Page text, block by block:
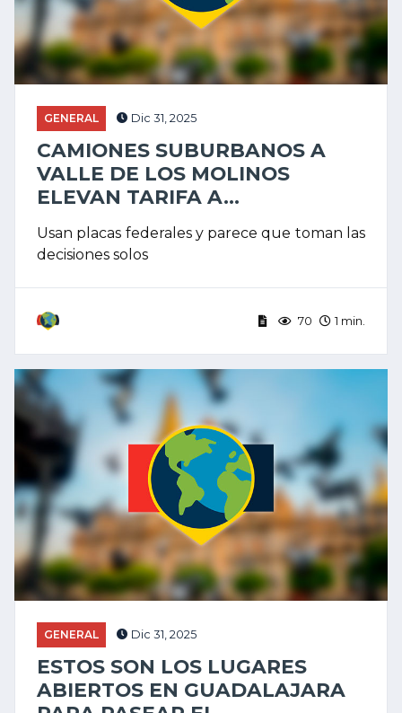
GENERAL Dic 31, 2025
CAMIONES SUBURBANOS A
VALLE DE LOS MOLINOS
ELEVAN TARIFA A...
Usan placas federales y parece que toman las
decisiones solos
70 1 min.
GENERAL Dic 31, 2025
ESTOS SON LOS LUGARES
ABIERTOS EN GUADALAJARA